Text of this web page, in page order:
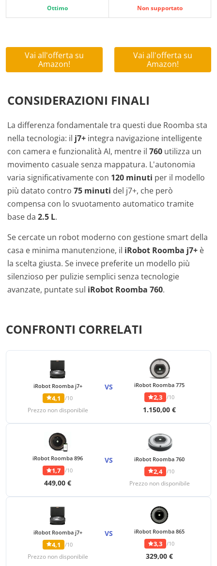
Ottimo Non supportato
Vai all'offerta su
Amazon!
Vai all'offerta su
Amazon!
CONSIDERAZIONI FINALI
La differenza fondamentale tra questi due Roomba sta
nella tecnologia: il j7+ integra navigazione intelligente
con camera e funzionalità AI, mentre il 760 utilizza un
movimento casuale senza mappatura. L'autonomia
varia significativamente con 120 minuti per il modello
più datato contro 75 minuti del j7+, che però
compensa con lo svuotamento automatico tramite
base da 2.5 L.
Se cercate un robot moderno con gestione smart della
casa e minima manutenzione, il iRobot Roomba j7+ è
la scelta giusta. Se invece preferite un modello più
silenzioso per pulizie semplici senza tecnologie
avanzate, puntate sul iRobot Roomba 760.
CONFRONTI CORRELATI
iRobot Roomba j7+
4,1 /10
Prezzo non disponibile
VS iRobot Roomba 775
2,3 /10
1.150,00 €
iRobot Roomba 896
1,7 /10
449,00 €
VS iRobot Roomba 760
2,4 /10
Prezzo non disponibile
iRobot Roomba j7+
4,1 /10
Prezzo non disponibile
VS iRobot Roomba 865
3,3 /10
329,00 €